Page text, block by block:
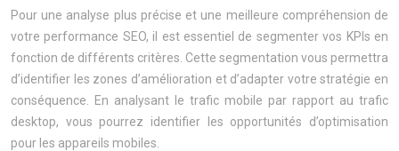
Pour une analyse plus précise et une meilleure compréhension de
votre performance SEO, il est essentiel de segmenter vos KPIs en
fonction de différents critères. Cette segmentation vous permettra
d’identifier les zones d’amélioration et d’adapter votre stratégie en
conséquence. En analysant le trafic mobile par rapport au trafic
desktop, vous pourrez identifier les opportunités d’optimisation
pour les appareils mobiles.